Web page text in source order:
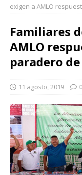
exigen a AMLO
Familiares
AMLO
paradero
11 agosto, 2019 0